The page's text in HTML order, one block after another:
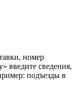
номер
введите сведения,
подъезды в